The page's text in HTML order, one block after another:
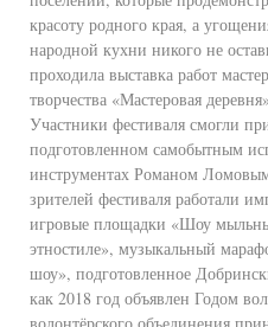
красоту родного края, а
народной кухни никого не
проходила выставка работ
творчества «Мастеровая
Участники фестиваля смогли
подготовленном самобытным
инструментах Романом
зрителей фестиваля работали
игровые площадки «Шоу
этностиле», музыкальный
шоу», подготовленное
как 2018 год объявлен Годом
волонтёрского объединения